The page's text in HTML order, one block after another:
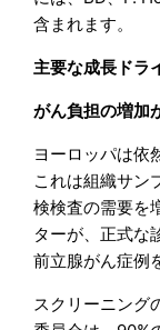
含まれます。
主要な成長ドラ
がん負担の増加
ヨーロッパは依
これは組織サン
検検査の需要を
ターが、正式な
前立腺がん症例
スクリーニング